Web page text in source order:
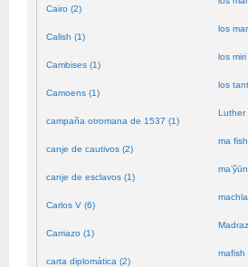
Cairo (2)
Calish (1)
Cambises (1)
Camoens (1)
campaña otromana de 1537 (1)
canje de cautivos (2)
canje de esclavos (1)
Carlos V (6)
Carriazo (1)
carta diplomática (2)
los
los miri
los
Luther
ma
mafish